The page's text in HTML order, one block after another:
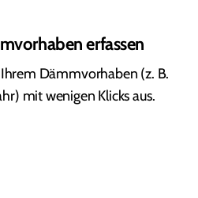
erfassen
Dämmvorhaben (z. B.
mit wenigen Klicks aus.